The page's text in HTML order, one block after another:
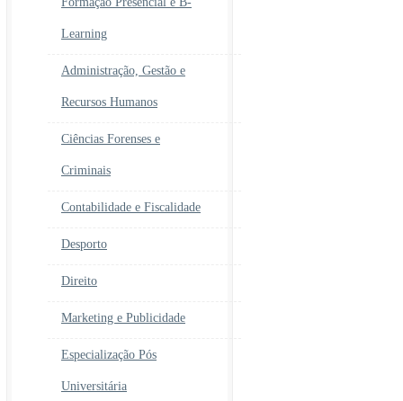
Learning
Administração, Gestão e
Recursos Humanos
Ciências Forenses e
Criminais
Contabilidade e Fiscalidade
Desporto
Direito
Marketing e Publicidade
Especialização Pós
Universitária